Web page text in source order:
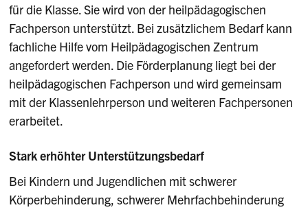
für die Klasse. Sie wird von der heilpädagogischen
Fachperson unterstützt. Bei zusätzlichem Bedarf kann
fachliche Hilfe vom Heilpädagogischen Zentrum
angefordert werden. Die Förderplanung liegt bei der
heilpädagogischen Fachperson und wird gemeinsam
mit der Klassenlehrperson und weiteren Fachpersonen
erarbeitet.
Stark erhöhter Unterstützungsbedarf
Bei Kindern und Jugendlichen mit schwerer
Körperbehinderung, schwerer Mehrfachbehinderung